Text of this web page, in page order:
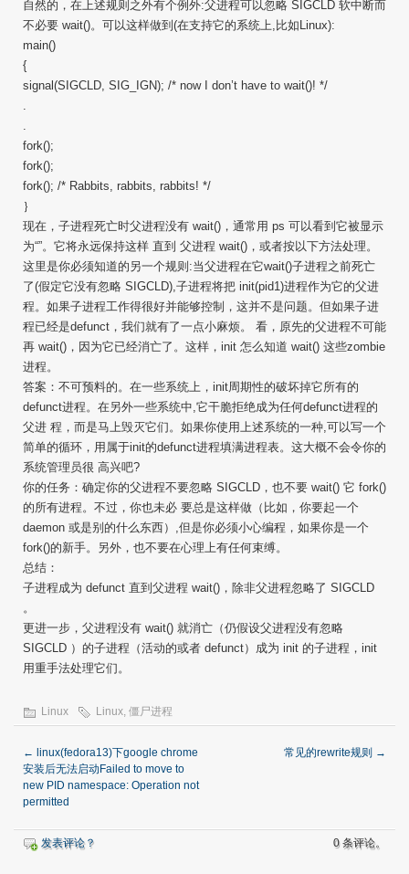
自然的，在上述规则之外有个例外:父进程可以忽略 SIGCLD 软中断而
不必要 wait()。可以这样做到(在支持它的系统上,比如Linux):
main()
{
signal(SIGCLD, SIG_IGN); /* now I don’t have to wait()! */
.
.
fork();
fork();
fork(); /* Rabbits, rabbits, rabbits! */
｝
现在，子进程死亡时父进程没有 wait()，通常用 ps 可以看到它被显示
为“”。它将永远保持这样 直到 父进程 wait()，或者按以下方法处理。
这里是你必须知道的另一个规则:当父进程在它wait()子进程之前死亡
了(假定它没有忽略 SIGCLD),子进程将把 init(pid1)进程作为它的父进
程。如果子进程工作得很好并能够控制，这并不是问题。但如果子进
程已经是defunct，我们就有了一点小麻烦。 看，原先的父进程不可能
再 wait()，因为它已经消亡了。这样，init 怎么知道 wait() 这些zombie
进程。
答案：不可预料的。在一些系统上，init周期性的破坏掉它所有的
defunct进程。在另外一些系统中,它干脆拒绝成为任何defunct进程的
父进 程，而是马上毁灭它们。如果你使用上述系统的一种,可以写一个
简单的循环，用属于init的defunct进程填满进程表。这大概不会令你的
系统管理员很 高兴吧?
你的任务：确定你的父进程不要忽略 SIGCLD，也不要 wait() 它 fork()
的所有进程。不过，你也未必 要总是这样做（比如，你要起一个
daemon 或是别的什么东西）,但是你必须小心编程，如果你是一个
fork()的新手。另外，也不要在心理上有任何束缚。
总结：
子进程成为 defunct 直到父进程 wait()，除非父进程忽略了 SIGCLD
。
更进一步，父进程没有 wait() 就消亡（仍假设父进程没有忽略
SIGCLD ）的子进程（活动的或者 defunct）成为 init 的子进程，init
用重手法处理它们。
Linux Linux, 僵尸进程
← linux(fedora13)下google chrome
安装后无法启动Failed to move to
new PID namespace: Operation not
permitted
常见的rewrite规则 →
发表评论？ 0 条评论。